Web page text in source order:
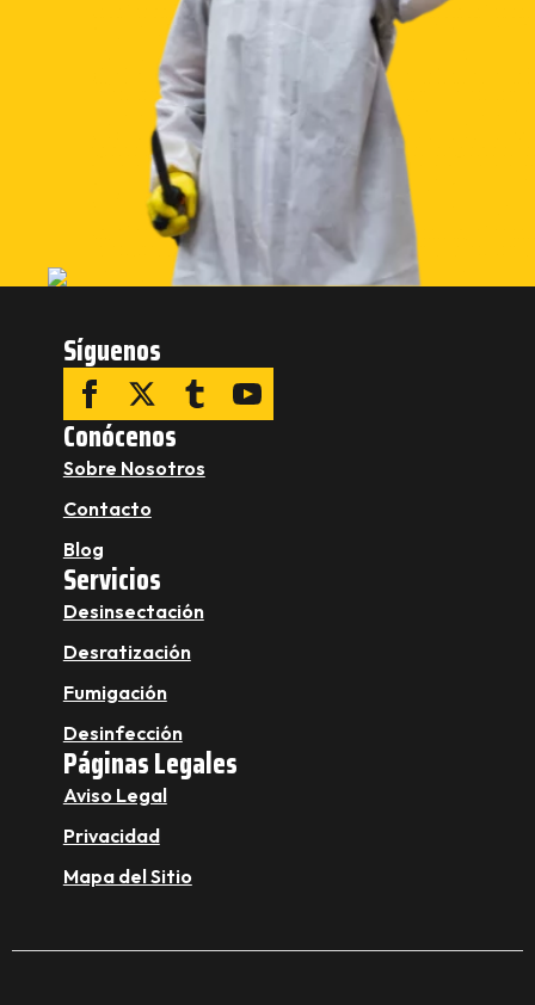
Síguenos
Conócenos
Sobre Nosotros
Contacto
Blog
Servicios
Desinsectación
Desratización
Fumigación
Desinfección
Páginas Legales
Aviso Legal
Privacidad
Mapa del Sitio